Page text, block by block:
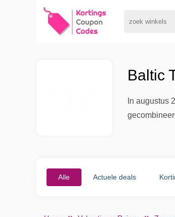
Baltic
In augustus
Alle Actuele deals